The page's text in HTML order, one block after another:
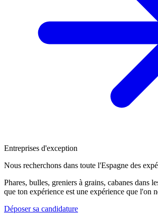
Entreprises d'exception
Nous recherchons dans toute l'Espagne des
Phares, bulles, greniers à grains, cabanes dans
que ton expérience est une expérience que l'on
Déposer sa candidature